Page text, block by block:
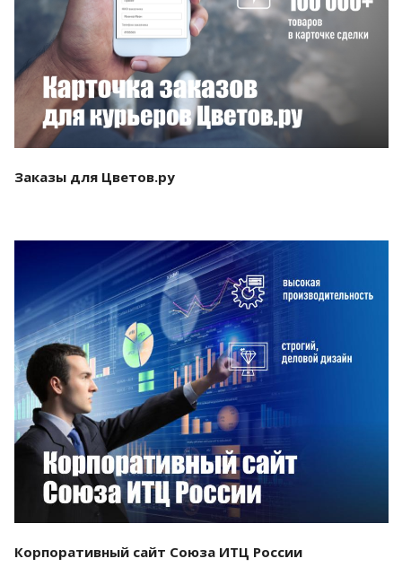
Смотреть проект
Заказы для Цветов.ру
Смотреть проект
Корпоративный сайт Союза ИТЦ России